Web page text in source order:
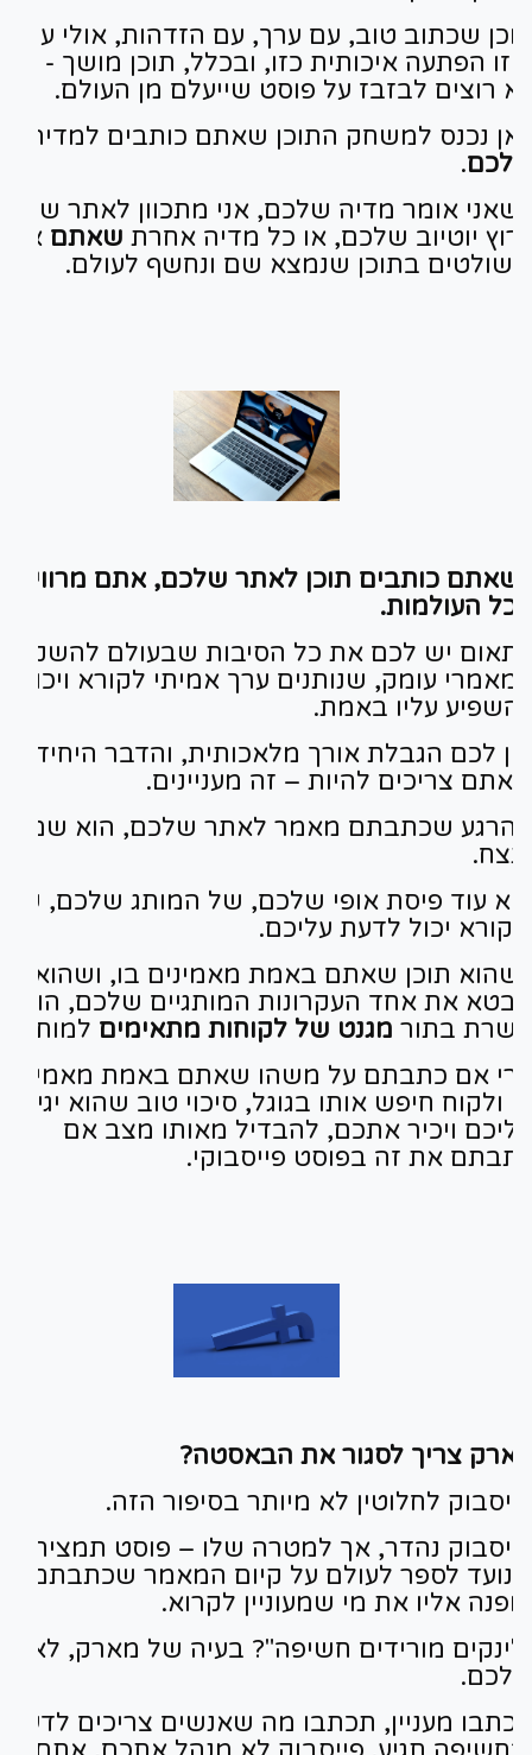
שכתוב טוב, עם ערך, עם הזדהות, אולי עם
הפתעה איכותית כזו, ובכלל, תוכן מושך -
רוצים לבזבז על פוסט שייעלם מן העולם.
נכנס למשחק התוכן שאתם כותבים למדיה
.
אומר מדיה שלכם, אני מתכוון לאתר
יוטיוב שלכם, או כל מדיה אחרת שאתם
בתוכן שנמצא שם ונחשף לעולם.
כותבים תוכן לאתר שלכם, אתם
העולמות.
יש לכם את כל הסיבות שבעולם להשקיע
עומק, שנותנים ערך אמיתי לקורא
עליו באמת.
לכם הגבלת אורך מלאכותית, והדבר היחיד
צריכים להיות – זה מעניינים.
שכתבתם מאמר לאתר שלכם, הוא שם
עוד פיסת אופי שלכם, של המותג שלכם,
יכול לדעת עליכם.
תוכן שאתם באמת מאמינים בו, ושהוא
את אחד העקרונות המותגיים שלכם, הוא
בתור מגנט של לקוחות מתאימים למותג.
אם כתבתם על משהו שאתם באמת מאמינים
ולקוח חיפש אותו בגוגל, סיכוי טוב שהוא יגיע
ויכיר אתכם, להבדיל מאותו מצב אם
את זה בפוסט פייסבוקי.
צריך לסגור את הבאסטה?
לחלוטין לא מיותר בסיפור הזה.
נהדר, אך למטרה שלו – פוסט תמציתי,
לספר לעולם על קיום המאמר שכתבתם
אליו את מי שמעוניין לקרוא.
מורידים חשיפה"? בעיה של מארק, לא
מעניין, תכתבו מה שאנשים צריכים לדעת,